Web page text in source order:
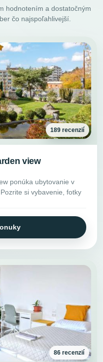
hodnotením a dostatočným
čo najspoľahlivejší.
189 recenzií
view
ponúka ubytovanie v
si vybavenie, fotky
86 recenzií